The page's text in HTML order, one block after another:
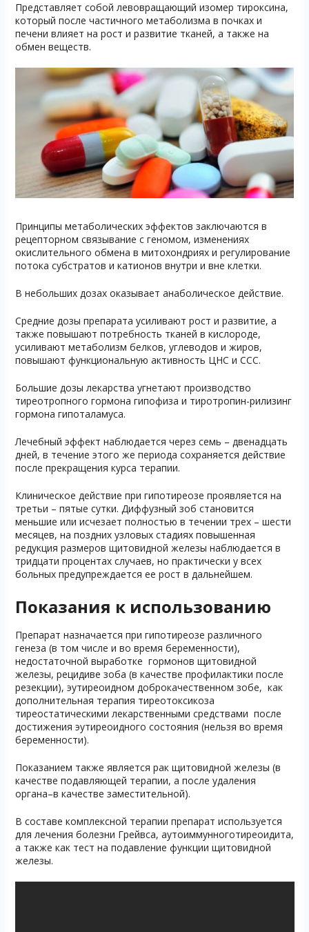
Представляет собой левовращающий изомер тироксина,
который после частичного метаболизма в почках и
печени влияет на рост и развитие тканей, а также на
обмен веществ.
Принципы метаболических эффектов заключаются в
рецепторном связывание с геномом, изменениях
окислительного обмена в митохондриях и регулирование
потока субстратов и катионов внутри и вне клетки.
В небольших дозах оказывает анаболическое действие.
Средние дозы препарата усиливают рост и развитие, а
также повышают потребность тканей в кислороде,
усиливают метаболизм белков, углеводов и жиров,
повышают функциональную активность ЦНС и ССС.
Большие дозы лекарства угнетают производство
тиреотропного гормона гипофиза и тиротропин-рилизинг
гормона гипоталамуса.
Лечебный эффект наблюдается через семь – двенадцать
дней, в течение этого же периода сохраняется действие
после прекращения курса терапии.
Клиническое действие при гипотиреозе проявляется на
третьи – пятые сутки. Диффузный зоб становится
меньшие или исчезает полностью в течении трех – шести
месяцев, на поздних узловых стадиях повышенная
редукция размеров щитовидной железы наблюдается в
тридцати процентах случаев, но практически у всех
больных предупреждается ее рост в дальнейшем.
Показания к использованию
Препарат назначается при гипотиреозе различного
генеза (в том числе и во время беременности),
недостаточной выработке гормонов щитовидной
железы, рецидиве зоба (в качестве профилактики после
резекции), эутиреоидном доброкачественном зобе, как
дополнительная терапия тиреотоксикоза
тиреостатическими лекарственными средствами после
достижения эутиреоидного состояния (нельзя во время
беременности).
Показанием также является рак щитовидной железы (в
качестве подавляющей терапии, а после удаления
органа–в качестве заместительной).
В составе комплексной терапии препарат используется
для лечения болезни Грейвса, аутоиммунноготиреоидита,
а также как тест на подавление функции щитовидной
железы.